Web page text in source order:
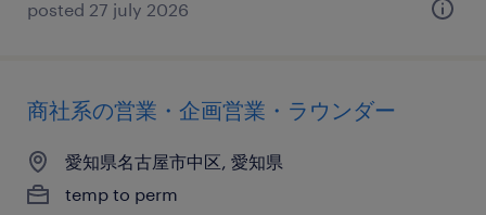
posted 27 july 2026
商社系の営業・企画営業・ラウンダー
愛知県名古屋市中区, 愛知県
temp to perm